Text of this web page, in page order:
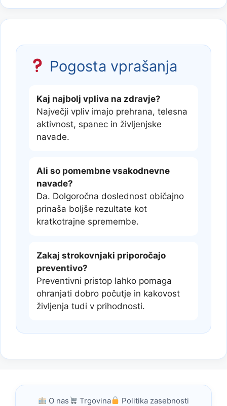
Pogosta vprašanja
Kaj najbolj vpliva na zdravje?
Največji vpliv imajo prehrana, telesna
aktivnost, spanec in življenjske
navade.
Ali so pomembne vsakodnevne
navade?
Da. Dolgoročna doslednost običajno
prinaša boljše rezultate kot
kratkotrajne spremembe.
Zakaj strokovnjaki priporočajo
preventivo?
Preventivni pristop lahko pomaga
ohranjati dobro počutje in kakovost
življenja tudi v prihodnosti.
O nas Trgovina
Politika zasebnosti